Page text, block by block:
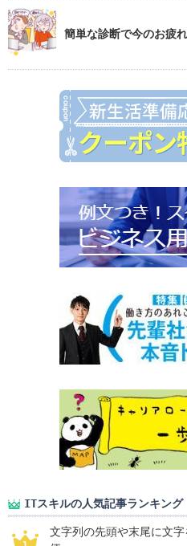
簡単な診断で今のお疲
ITスキルの人気記事ランキング
文字列の先頭や末尾に文